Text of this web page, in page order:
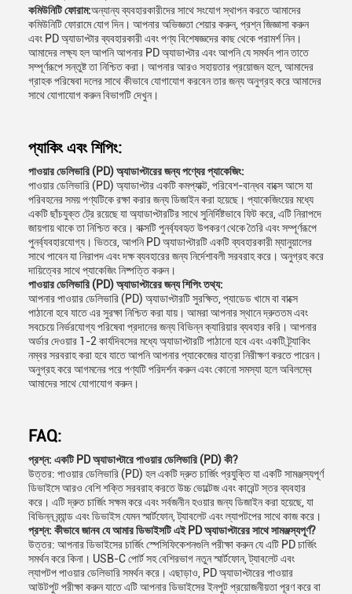
কমিউনিটি ফোরাম:অন্যান্য ব্যবহারকারীদের সাথে সংযোগ স্থাপন করতে আমাদের
কমিউনিটি ফোরামে যোগ দিন। আপনার অভিজ্ঞতা শেয়ার করুন, প্রশ্ন জিজ্ঞাসা করুন
এবং PD অ্যাডাপ্টার ব্যবহারকারী এবং পণ্য বিশেষজ্ঞদের কাছ থেকে পরামর্শ নিন।
আমাদের লক্ষ্য হল আপনি আপনার PD অ্যাডাপ্টার এবং আপনি যে সমর্থন পান তাতে
সম্পূর্ণরূপে সন্তুষ্ট তা নিশ্চিত করা। আপনার আরও সহায়তার প্রয়োজন হলে, আমাদের
গ্রাহক পরিষেবা দলের সাথে কীভাবে যোগাযোগ করবেন তার জন্য অনুগ্রহ করে আমাদের
সাথে যোগাযোগ করুন বিভাগটি দেখুন।
প্যাকিং এবং শিপিং:
পাওয়ার ডেলিভারি (PD) অ্যাডাপ্টারের জন্য পণ্যের প্যাকেজিং:
পাওয়ার ডেলিভারি (PD) অ্যাডাপ্টার একটি কমপ্যাক্ট, পরিবেশ-বান্ধব বাক্সে আসে যা
পরিবহনের সময় পণ্যটিকে রক্ষা করার জন্য ডিজাইন করা হয়েছে। প্যাকেজিংয়ের মধ্যে
একটি ছাঁচযুক্ত ট্রে রয়েছে যা অ্যাডাপ্টারটির সাথে সুনির্দিষ্টভাবে ফিট করে, এটি নিরাপদে
জায়গায় থাকে তা নিশ্চিত করে। বাক্সটি পুনর্ব্যবহৃত উপকরণ থেকে তৈরি এবং সম্পূর্ণরূপে
পুনর্ব্যবহারযোগ্য। ভিতরে, আপনি PD অ্যাডাপ্টারটি একটি ব্যবহারকারী ম্যানুয়ালের
সাথে পাবেন যা নিরাপদ এবং দক্ষ ব্যবহারের জন্য নির্দেশাবলী সরবরাহ করে। অনুগ্রহ করে
দায়িত্বের সাথে প্যাকেজিং নিষ্পত্তি করুন।
পাওয়ার ডেলিভারি (PD) অ্যাডাপ্টারের জন্য শিপিং তথ্য:
আপনার পাওয়ার ডেলিভারি (PD) অ্যাডাপ্টারটি সুরক্ষিত, প্যাডেড খামে বা বাক্সে
পাঠানো হবে যাতে এর সুরক্ষা নিশ্চিত করা যায়। আমরা আপনার স্থানে দ্রুততম এবং
সবচেয়ে নির্ভরযোগ্য পরিষেবা প্রদানের জন্য বিভিন্ন ক্যারিয়ার ব্যবহার করি। আপনার
অর্ডার দেওয়ার 1-2 কার্যদিবসের মধ্যে অ্যাডাপ্টারটি পাঠানো হবে এবং একটি ট্র্যাকিং
নম্বর সরবরাহ করা হবে যাতে আপনি আপনার প্যাকেজের যাত্রা নিরীক্ষণ করতে পারেন।
অনুগ্রহ করে আগমনের পরে পণ্যটি পরিদর্শন করুন এবং কোনো সমস্যা হলে অবিলম্বে
আমাদের সাথে যোগাযোগ করুন।
FAQ:
প্রশ্ন: একটি PD অ্যাডাপ্টারে পাওয়ার ডেলিভারি (PD) কী?
উত্তর: পাওয়ার ডেলিভারি (PD) হল একটি দ্রুত চার্জিং প্রযুক্তি যা একটি সামঞ্জস্যপূর্ণ
ডিভাইসে আরও বেশি শক্তি সরবরাহ করতে উচ্চ ভোল্টেজ এবং কারেন্ট স্তর ব্যবহার
করে। এটি দ্রুত চার্জিং সক্ষম করে এবং সর্বজনীন হওয়ার জন্য ডিজাইন করা হয়েছে, যা
বিভিন্ন ব্র্যান্ড এবং ডিভাইস যেমন স্মার্টফোন, ট্যাবলেট এবং ল্যাপটপের সাথে কাজ করে।
প্রশ্ন: কীভাবে জানব যে আমার ডিভাইসটি এই PD অ্যাডাপ্টারের সাথে সামঞ্জস্যপূর্ণ?
উত্তর: আপনার ডিভাইসের চার্জিং স্পেসিফিকেশনগুলি পরীক্ষা করুন যে এটি PD চার্জিং
সমর্থন করে কিনা। USB-C পোর্ট সহ বেশিরভাগ নতুন স্মার্টফোন, ট্যাবলেট এবং
ল্যাপটপ পাওয়ার ডেলিভারি সমর্থন করে। এছাড়াও, PD অ্যাডাপ্টারের পাওয়ার
আউটপুট পরীক্ষা করুন যাতে এটি আপনার ডিভাইসের ইনপুট প্রয়োজনীয়তা পূরণ করে বা